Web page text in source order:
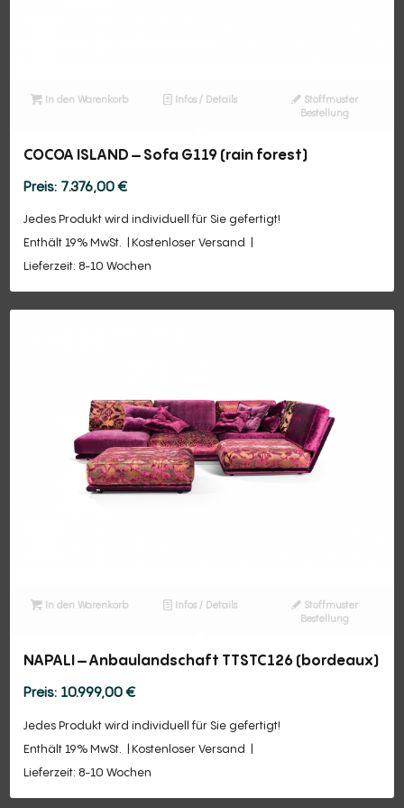
In den Warenkorb Infos / Details
Stoffmuster
Bestellung
COCOA ISLAND – Sofa G119 (rain forest)
7.376,00€
Jedes Produkt wird individuell für Sie gefertigt!
Enthält 19% MwSt.
Kostenloser Versand
Lieferzeit: 8-10 Wochen
In den Warenkorb Infos / Details
Stoffmuster
Bestellung
NAPALI – Anbaulandschaft TTSTC126 (bordeaux)
10.999,00€
Jedes Produkt wird individuell für Sie gefertigt!
Enthält 19% MwSt.
Kostenloser Versand
Lieferzeit: 8-10 Wochen